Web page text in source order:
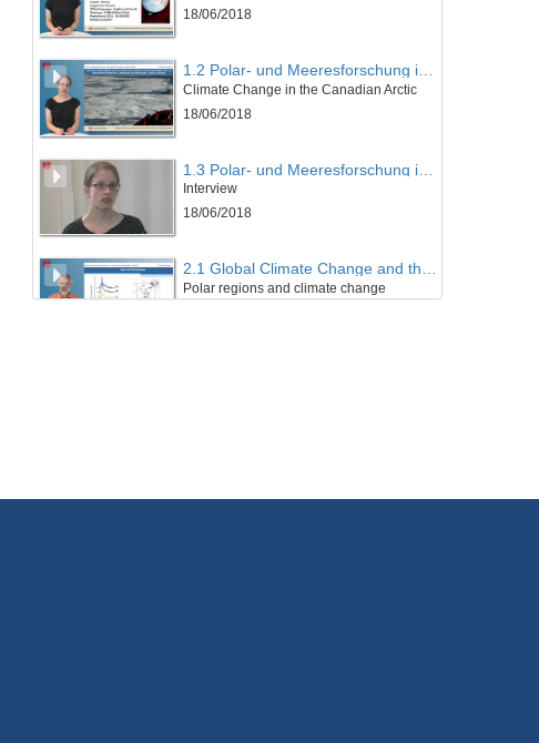
18/06/2018
Climate Change in the Canadian Arctic
18/06/2018
Interview
18/06/2018
Polar regions and climate change